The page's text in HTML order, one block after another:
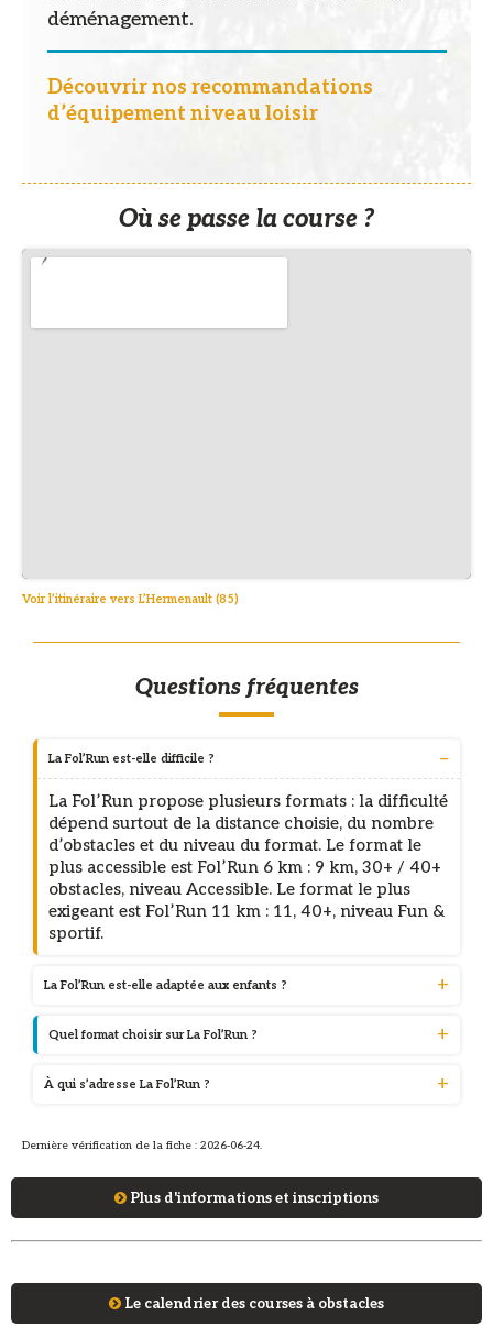
déménagement.
Découvrir nos recommandations
d’équipement niveau loisir
Où se passe la course ?
Voir l’itinéraire vers L’Hermenault (85)
Questions fréquentes
La Fol’Run est-elle difficile ?
La Fol’Run propose plusieurs formats : la difficulté
dépend surtout de la distance choisie, du nombre
d’obstacles et du niveau du format. Le format le
plus accessible est Fol’Run 6 km : 9 km, 30+ / 40+
obstacles, niveau Accessible. Le format le plus
exigeant est Fol’Run 11 km : 11, 40+, niveau Fun &
sportif.
La Fol’Run est-elle adaptée aux enfants ?
Quel format choisir sur La Fol’Run ?
À qui s’adresse La Fol’Run ?
Dernière vérification de la fiche : 2026-06-24.
Plus d'informations et inscriptions
Le calendrier des courses à obstacles